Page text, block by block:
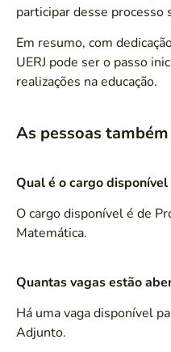
participar desse processo
Em resumo, com
UERJ pode ser o passo
realizações na educação.
As pessoas
Qual é o cargo disponível
O cargo disponível é de
Matemática.
Quantas vagas estão
Há uma vaga disponível
Adjunto.